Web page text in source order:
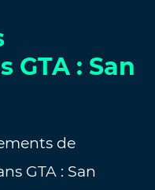
GTA : San
de
GTA : San